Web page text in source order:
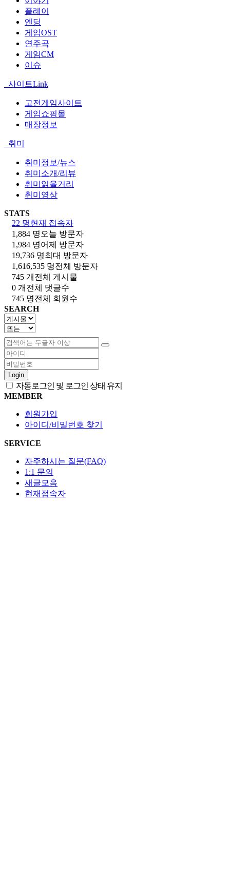
플레이
엔딩
게임OST
연주곡
게임CM
이슈
사이트Link
고전게임사이트
게임쇼핑몰
매장정보
취미
취미정보/뉴스
취미소개/리뷰
취미읽을거리
취미영상
STATS
22 명현재 접속자
1,884 명 오늘 방문자
1,984 명어제 방문자
19,736 명최대 방문자
1,616,535 명전체 방문자
745 개 전체 게시물
0 개 전체 댓글수
745 명전체 회원수
SEARCH
Login
자동로그인 및 로그인 상태 유지
MEMBER
회원가입
아이디/비밀번호 찾기
SERVICE
자주하시는 질문(FAQ)
1:1 문의
새글모음
현재접속자